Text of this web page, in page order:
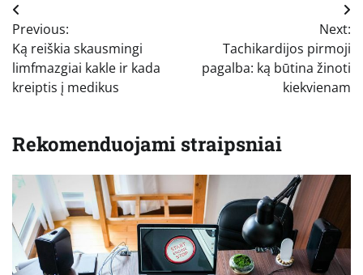
Navigacija
tarp
įrašų
Previous:
Ką reiškia skausmingi
limfmazgiai kakle ir kada
kreiptis į medikus
Next:
Tachikardijos pirmoji
pagalba: ką būtina žinoti
kiekvienam
Rekomenduojami straipsniai